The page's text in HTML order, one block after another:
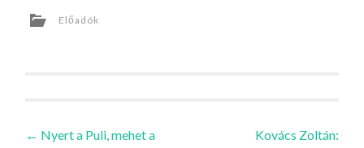
Előadók
Bejegyzések
← Nyert a Puli, mehet a
Kovács Zoltán: